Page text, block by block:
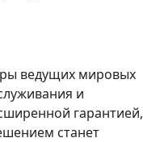
ведущих мировых
и
гарантией,
станет